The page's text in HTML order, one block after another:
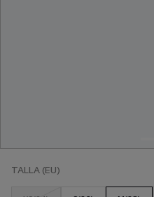
TALLA (EU)